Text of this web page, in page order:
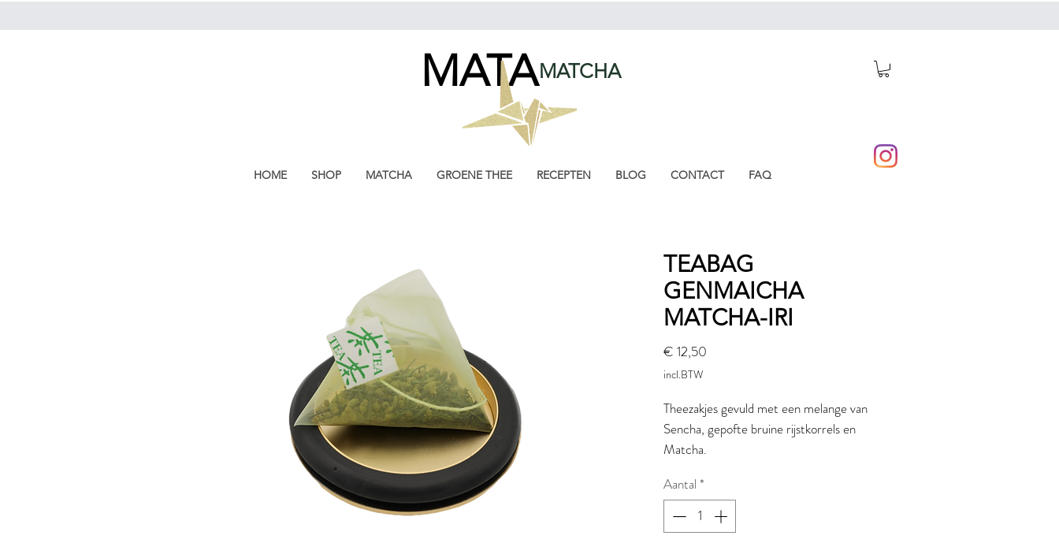
MATAMATCHA
HOME SHOP MATCHA GROENE THEE RECEPTEN BLOG CONTACT FAQ
TEABAG
GENMAICHA
MATCHA-IRI
€ 12,50
incl.BTW
Theezakjes gevuld met een melange van
Sencha, gepofte bruine rijstkorrels en
Matcha.
teabags (5x5cm) van 5 gram. De nylon
teabag is biologisch afbreekbaar en
composteerbaar.
Aantal *